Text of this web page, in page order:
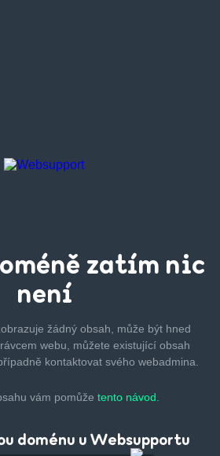
zatím nic
není
žádný obsah, může být hned
webu, můžete existující obsah
kontaktovat svého webadmina.
vám pomůže tento návod.
doménu u Websupportu